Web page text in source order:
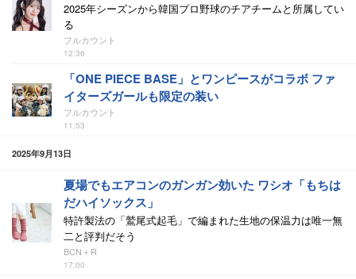
2025年シーズンから韓国プロ野球のチアチームと所属してい
る
フルカウント
12:36
「ONE PIECE BASE」とワンピースがコラボ ファ
イターズガールも限定の装い
フルカウント
11:53
2025年9月13日
夏場でもエアコンのガンガン効いた ワシオ「もちは
だハイソックス」
特許製法の「鷲尾式起毛」で編まれた生地の保温力は唯一無
二と評判だそう
BCN＋R
17:00